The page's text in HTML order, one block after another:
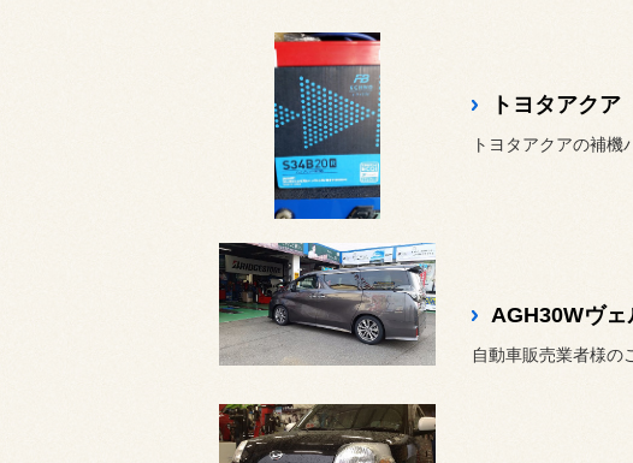
トヨタアク
トヨタアクアの補機
AGH30Wヴ